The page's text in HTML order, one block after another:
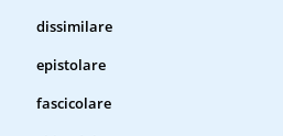
dissimilare
epistolare
fascicolare